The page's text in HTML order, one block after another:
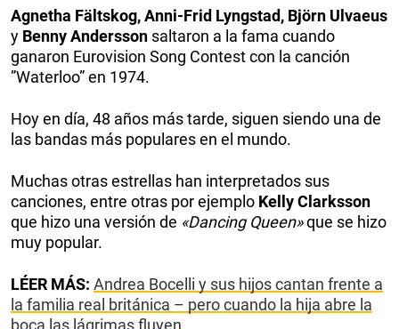
Agnetha Fältskog, Anni-Frid Lyngstad, Björn Ulvaeus
y Benny Andersson saltaron a la fama cuando
ganaron Eurovision Song Contest con la canción
”Waterloo” en 1974.
Hoy en día, 48 años más tarde, siguen siendo una de
las bandas más populares en el mundo.
Muchas otras estrellas han interpretados sus
canciones, entre otras por ejemplo Kelly Clarksson
que hizo una versión de «Dancing Queen»que se hizo
muy popular.
LÉER MÁS: Andrea Bocelli y sus hijos cantan frente a
la familia real británica – pero cuando la hija abre la
boca las lágrimas fluyen